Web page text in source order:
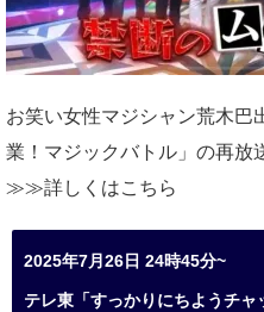
お笑い女性マジシャン荒木巴
業！マジックバトル」の再放
≫≫詳しくはこちら
2025年7月26日 24時45分~
テレ東「すっかりにちようチャ